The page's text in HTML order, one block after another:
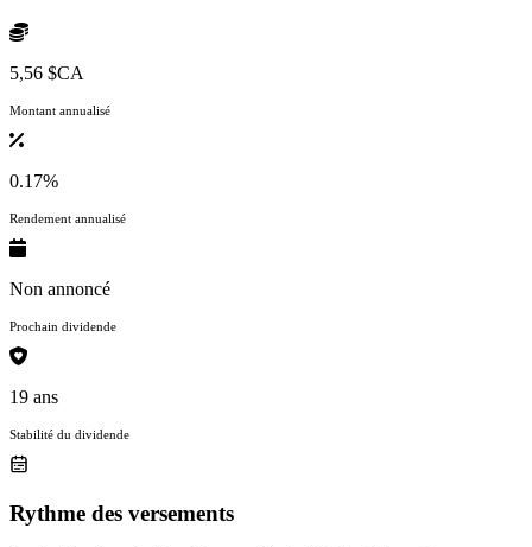
5,56 $CA
Montant annualisé
0.17%
Rendement annualisé
Non annoncé
Prochain dividende
19 ans
Stabilité du dividende
Rythme des versements